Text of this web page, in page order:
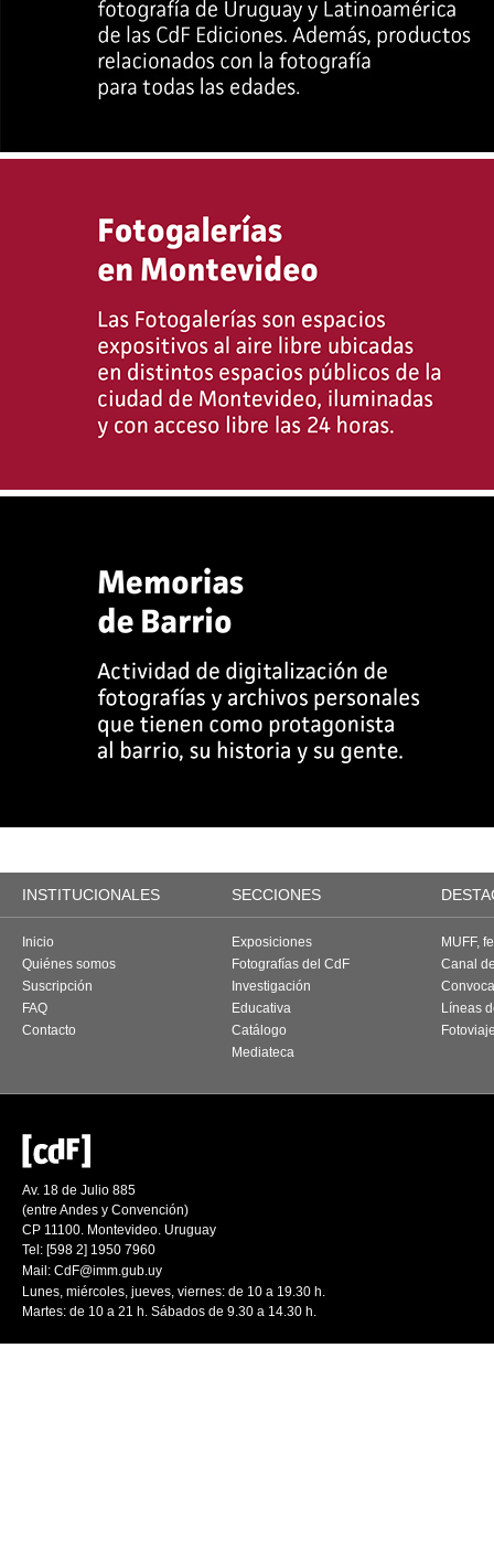
INSTITUCIONALES SECCIONES
Inicio
Quiénes somos
Suscripción
FAQ
Contacto
Exposiciones
Fotografías del CdF
Investigación
Educativa
Catálogo
Mediateca
MUFF,
Canal
Líneas
Av. 18 de Julio 885
(entre Andes y Convención)
CP 11100. Montevideo. Uruguay
Tel: [598 2] 1950 7960
Mail: CdF@imm.gub.uy
Lunes, miércoles, jueves, viernes: de 10 a 19.30 h.
Martes: de 10 a 21 h. Sábados de 9.30 a 14.30 h.